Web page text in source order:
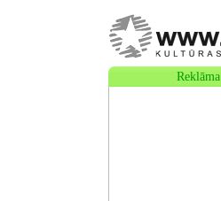
Reklāma